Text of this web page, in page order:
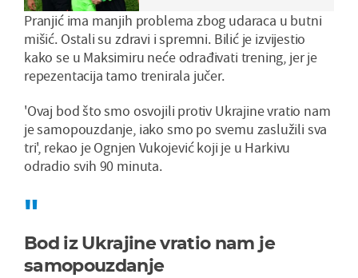
Pranjić ima manjih problema zbog udaraca u butni
mišić. Ostali su zdravi i spremni. Bilić je izvijestio
kako se u Maksimiru neće odrađivati trening, jer je
repezentacija tamo trenirala jučer.
'Ovaj bod što smo osvojili protiv Ukrajine vratio nam
je samopouzdanje, iako smo po svemu zaslužili sva
tri', rekao je Ognjen Vukojević koji je u Harkivu
odradio svih 90 minuta.
Bod iz Ukrajine vratio nam je
samopouzdanje